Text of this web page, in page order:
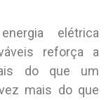
elétrica
​​reforça a
do que um
mais do que